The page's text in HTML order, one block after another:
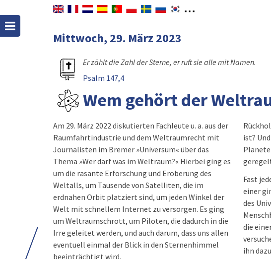
Mittwoch, 29. März 2023
Er zählt die Zahl der Sterne, er ruft sie alle mit Namen.
Psalm 147,4
Wem gehört der
Am 29. März 2022 diskutierten Fachleute u. a. aus der
Raumfahrtindustrie und dem Weltraumrecht mit
Journalisten im Bremer »Universum« über das
Thema »Wer darf was im Weltraum?« Hierbei ging es
um die rasante Erforschung und Eroberung des
Weltalls, um Tausende von Satelliten, die im
erdnahen Orbit platziert sind, um jeden Winkel der
Welt mit schnellem Internet zu versorgen. Es ging
um Weltraumschrott, um Piloten, die dadurch in die
Irre geleitet werden, und auch darum, dass uns allen
eventuell einmal der Blick in den Sternenhimmel
beeinträchtigt wird.
ist?
Fast
einer
des
die
ihn